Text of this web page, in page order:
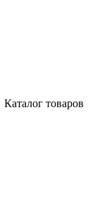
Каталог товаров